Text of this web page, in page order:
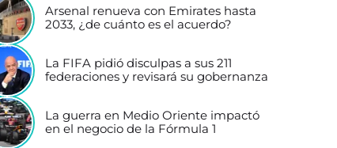
Arsenal renueva con Emirates hasta
2033, ¿de cuánto es el acuerdo?
La FIFA pidió disculpas a sus 211
federaciones y revisará su gobernanza
La guerra en Medio Oriente impactó
en el negocio de la Fórmula 1